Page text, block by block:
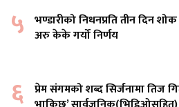
५ भण्डारीको निधनप्रति तीन दिन
अरु केके गर्यो निर्णय
६ प्रेम संगमको शब्द सिर्जनामा तिज